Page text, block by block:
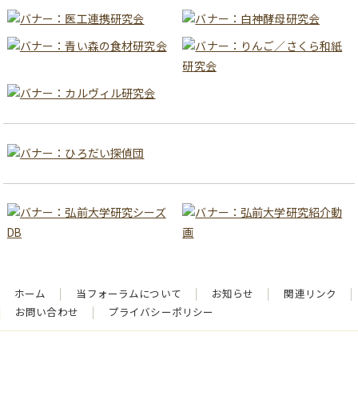
ホーム 当フォーラムについて お知らせ
関連リンク
お問い合わせ
プライバシーポリシー